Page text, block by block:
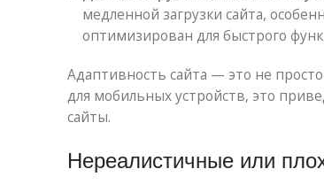
медленной загрузки сайта,
оптимизирован для быстрого
Адаптивность сайта — это не
для мобильных устройств, это
сайты.
Нереалистичные или